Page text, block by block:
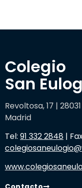
Colegio
San
Revoltosa, 17 | 28031
Madrid
Tel: 91 332 2848 |